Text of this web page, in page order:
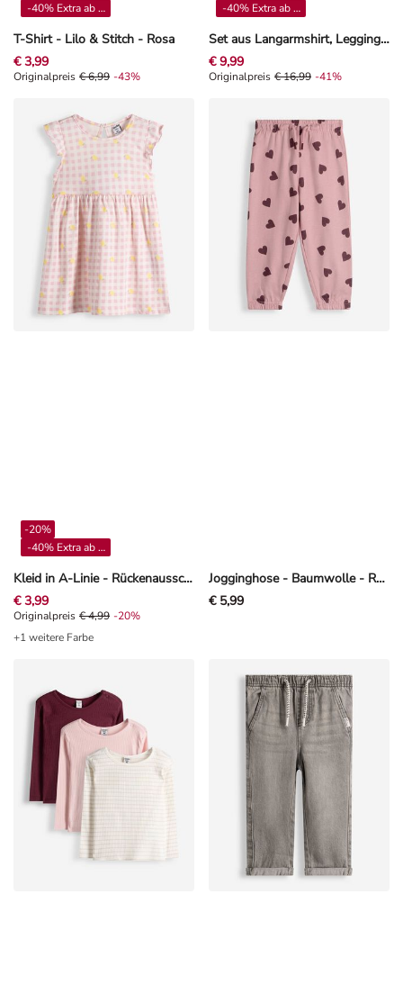
T-Shirt - Lilo & Stitch - Rosa
-40% Extra ab 4**
€ 3,99
Originalpreis € 6,99, Rabat -43%
Originalpreis € 6,99 -43%
Set aus Langarmshirt, Leggings und Lätzchen - Winnie Puuh - Beige
-40% Extra ab 4**
€ 9,99
Originalpreis € 16,99, Rabat -41%
Originalpreis € 16,99 -41%
Kleid in A-Linie - Rückenausschnitt - Off-White
-20%
-40% Extra ab 4**
€ 3,99
Originalpreis € 4,99, Rabat -20%
Originalpreis € 4,99 -20%
+1 weitere Farbe
Jogginghose - Baumwolle - Rosa
€ 5,99